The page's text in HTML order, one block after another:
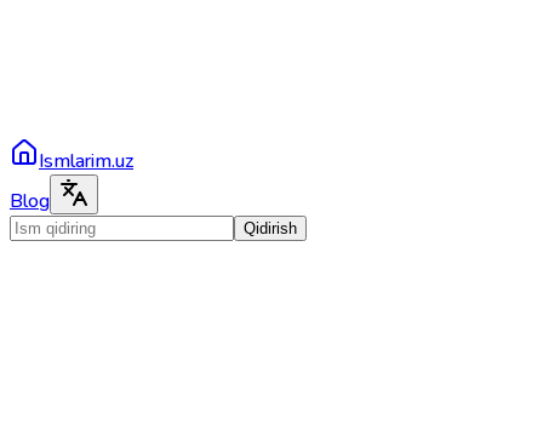
Ismlarim.uz
Blog
Qidirish